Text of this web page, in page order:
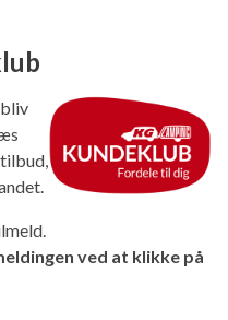
ved at klikke på